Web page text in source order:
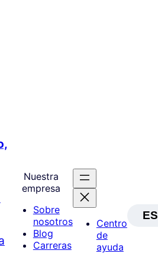
Nuestra
empresa
Sobre
nosotros
Blog
Carreras
Centro
de
ayuda
ES